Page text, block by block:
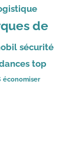
de
sécurité
top
économiser